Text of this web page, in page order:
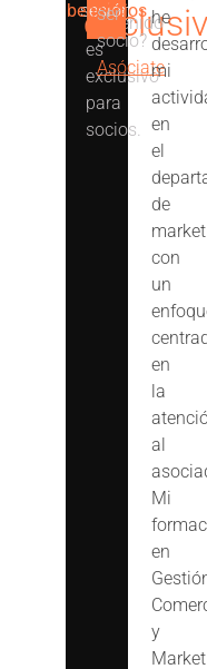
contenido
es
exclusivo
para
socios.
sesión
beneficios
ser
socio?
Asóciate
he
mi
en
el
de
con
un
en
la
al
Mi
en
y